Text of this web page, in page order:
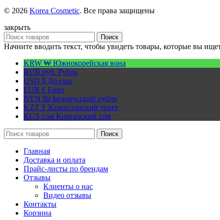
© 2026 Korea Cosmetic. Все права защищены
закрыть
Поиск
Начните вводить текст, чтобы увидеть товары, которые вы
KRW ₩ Южнокорейская вона
RUB руб. Рубль
USD $ Доллар
EUR € Евро
BYN BrБелорусский рубль
KZT T Казахстанский тенге
KGS сом Киргизский сом
Поиск
Главная
Доставка и оплата
Прайс-листы по брендам
Отзывы
Клиенты о нас
Видео отзывы
Контакты
Корзина